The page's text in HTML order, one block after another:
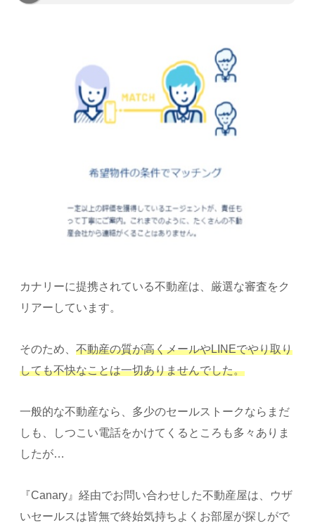
カナリーに提携されている不動産は、厳選な審査をク
リアーしています。
そのため、不動産の質が高くメールやLINEでやり取り
しても不快なことは一切ありませんでした。
一般的な不動産なら、多少のセールストークならまだ
しも、しつこい電話をかけてくるところも多々ありま
したが…
『Canary』経由でお問い合わせした不動産屋は、ウザ
いセールスは皆無で終始気持ちよくお部屋が探しがで